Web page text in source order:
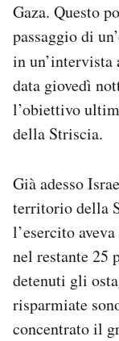
Gaza. Questo
passaggio di
in un’intervista
data giovedì
l’obiettivo
della Striscia.
Già adesso
territorio della
l’esercito
nel restante 25
detenuti gli
risparmiate
concentrato il